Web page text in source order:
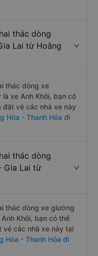
thác dòng
Lai từ Hoằng
thác dòng xe
xe Anh Khôi, bạn có
đặt vé các nhà xe này
Hóa - Thanh Hóa đi
thác dòng
Gia Lai từ
thác dòng xe giường
Khôi, bạn có thể
vé các nhà xe này tại
Hóa - Thanh Hóa đi